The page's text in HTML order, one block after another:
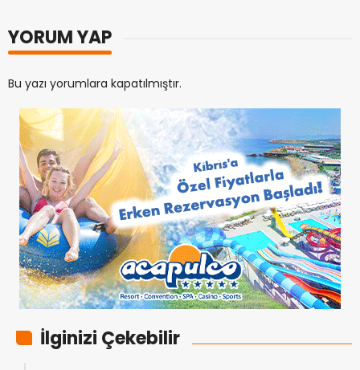
YORUM YAP
Bu yazı yorumlara kapatılmıştır.
İlginizi Çekebilir